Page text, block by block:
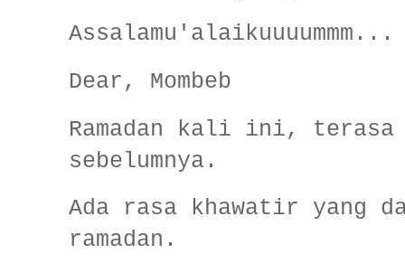
Dear, Mombeb
Ramadan kali ini, terasa
sebelumnya.
Ada rasa khawatir yang
ramadan.